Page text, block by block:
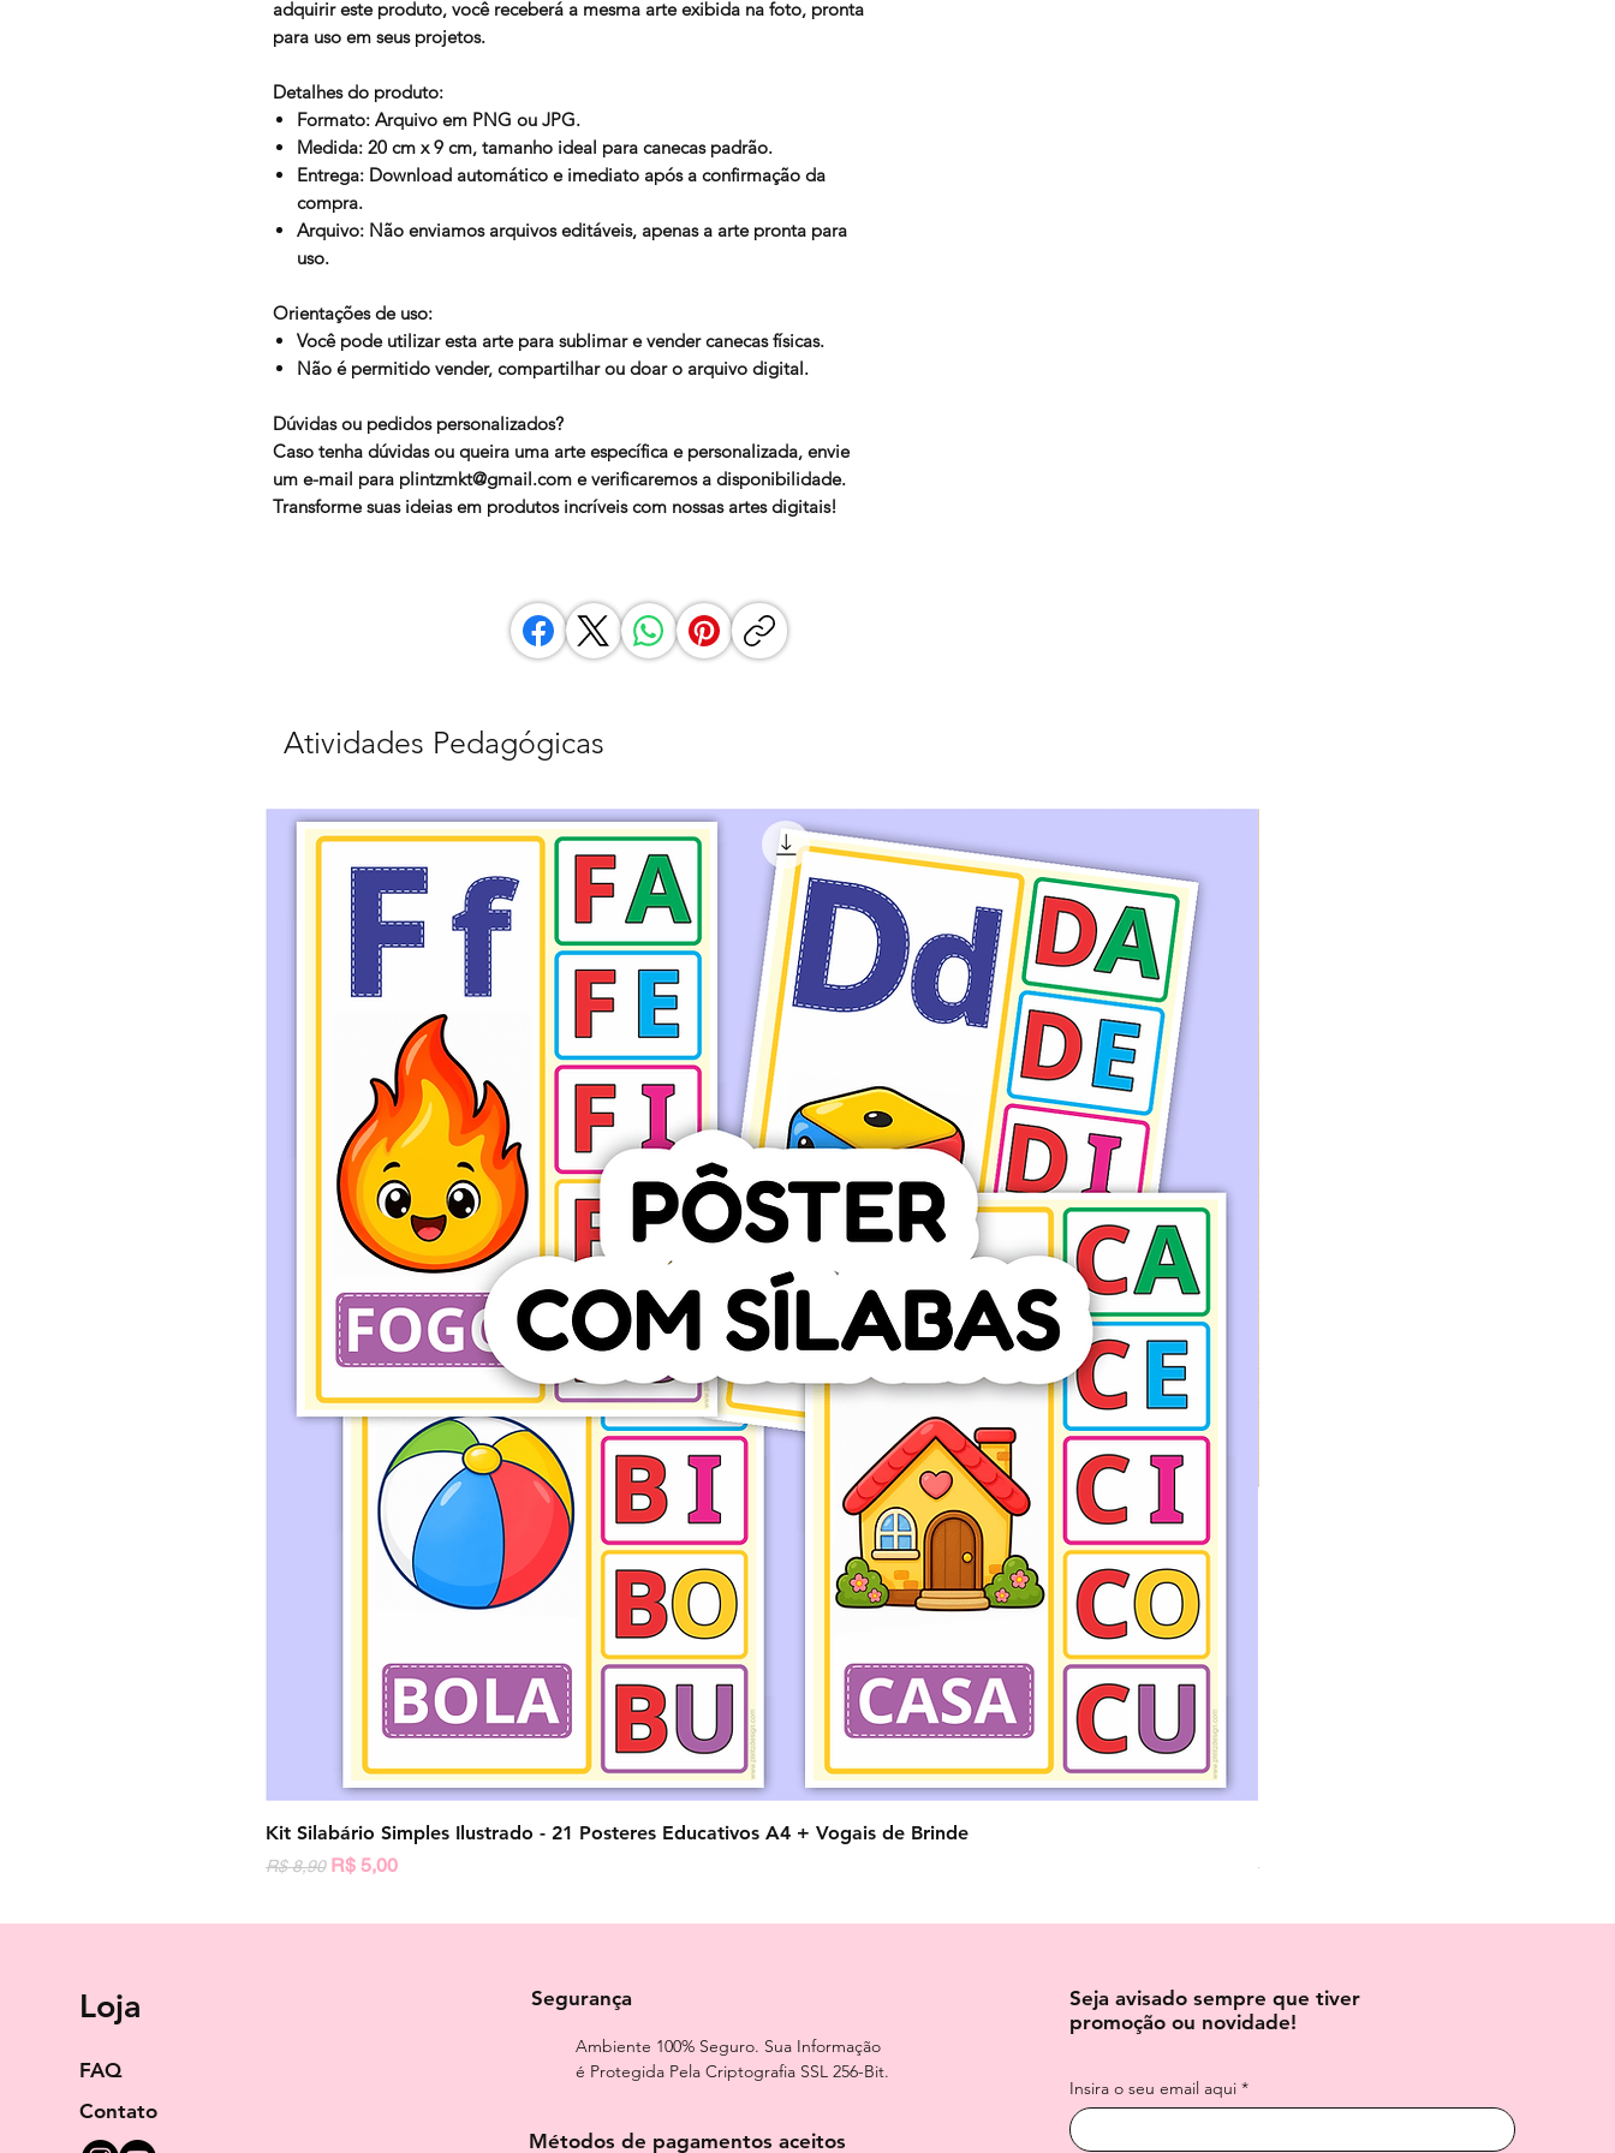
adquirir este produto, você receberá a mesma arte exibida na foto, pronta
para uso em seus projetos.
Detalhes do produto:
Formato: Arquivo em PNG ou JPG.
Medida: 20 cm x 9 cm, tamanho ideal para canecas padrão.
Entrega: Download automático e imediato após a confirmação da
compra.
Arquivo: Não enviamos arquivos editáveis, apenas a arte pronta para
uso.
Orientações de uso:
Você pode utilizar esta arte para sublimar e vender canecas físicas.
Não é permitido vender, compartilhar ou doar o arquivo digital.
Dúvidas ou pedidos personalizados?
Caso tenha dúvidas ou queira uma arte específica e personalizada, envie
um e-mail para plintzmkt@gmail.com e verificaremos a disponibilidade.
Transforme suas ideias em produtos incríveis com nossas artes digitais!
Atividades Pedagógicas
Visualização rápida
Kit Silabário Simples Ilustrado - 21 Posteres Educativos A4 + Vogais de Brinde
Preço normal
R$ 8,90 Preço promocional
R$ 5,00
Preço normal
R$ 6,00
Loja
FAQ
Contato
Segurança
Ambiente 100% Seguro. Sua Informação
é Protegida Pela Criptografia SSL 256-Bit.
Métodos de pagamentos aceitos
Seja avisado sempre que tiver
promoção ou novidade!
Insira o seu email aqui